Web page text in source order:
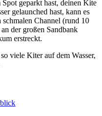
geparkt hast, deinen Kite
gelaunched hast, kann es
Channel (rund 10
der großen Sandbank
erstreckt.
viele Kiter auf dem Wasser,